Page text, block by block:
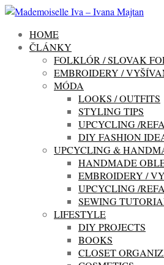
HOME
ČLÁNKY
FOLKLÓR / SLOVAK
EMBROIDERY /
MÓDA
LOOKS / OUTFITS
STYLING TIPS
UPCYCLING /
DIY FASHION
UPCYCLING &
HANDMADE
EMBROIDERY /
UPCYCLING /
SEWING
LIFESTYLE
DIY PROJECTS
BOOKS
CLOSET